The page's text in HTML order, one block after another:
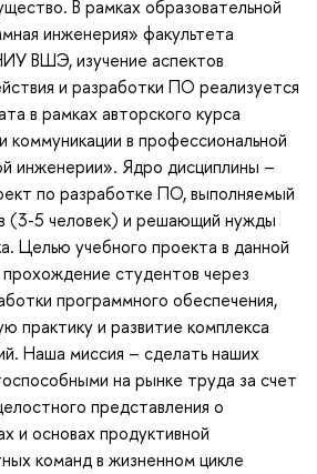
В рамках образовательной
инженерия» факультета
ВШЭ, изучение аспектов
и разработки ПО реализуется
в рамках авторского курса
коммуникации в профессиональной
инженерии». Ядро дисциплины –
по разработке ПО, выполняемый
(3-5 человек) и решающий нужды
Целью учебного проекта в данной
студентов через
программного обеспечения,
практику и развитие комплекса
Наша миссия – сделать наших
на рынке труда за счет
представления о
и основах продуктивной
команд в жизненном цикле